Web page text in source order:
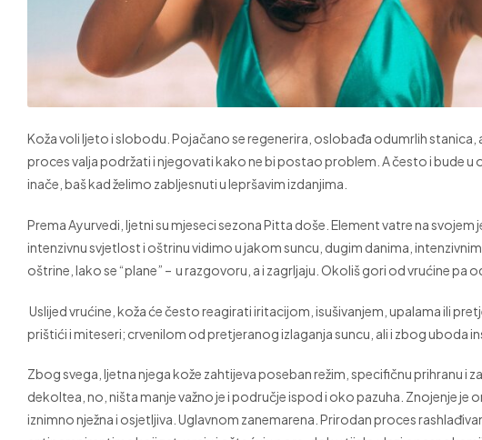
Koža voli ljeto i slobodu. Pojačano se regenerira, oslobađa odumrlih
proces valja podržati i njegovati kako ne bi postao problem. A često i bude
inače, baš kad želimo zabljesnuti u lepršavim izdanjima.
Prema Ayurvedi, ljetni su mjeseci sezona Pitta doše. Element vatre na svojem
intenzivnu svjetlost i oštrinu vidimo u jakom suncu, dugim danima,
oštrine, lako se “plane” – u razgovoru, a i zagrljaju. Okoliš gori od vrućine pa
Uslijed vrućine, koža će često reagirati iritacijom, isušivanjem, upalama ili
prištići i miteseri; crvenilom od pretjeranog izlaganja suncu, ali i zbog uboda
Zbog svega, ljetna njega kože zahtijeva poseban režim, specifičnu prihranu i
dekoltea, no, ništa manje važno je i područje ispod i oko pazuha. Znojenje je
iznimno nježna i osjetljiva. Uglavnom zanemarena. Prirodan proces